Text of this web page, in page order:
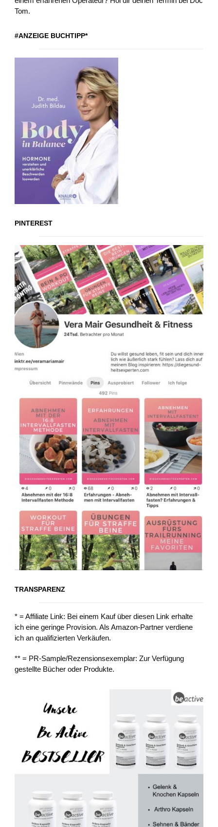
Tom.
#ANZEIGE BUCHTIPP*
PINTEREST
TRANSPARENZ
* = Affiliate Link: Bei einem Kauf über diesen Link erhalte
ich eine geringe Provision. Als Amazon-Partner verdiene
ich an qualifizierten Verkäufen.
** = PR-Sample/Rezensionsexemplar: Zur Verfügung
gestellte Bücher oder Produkte.